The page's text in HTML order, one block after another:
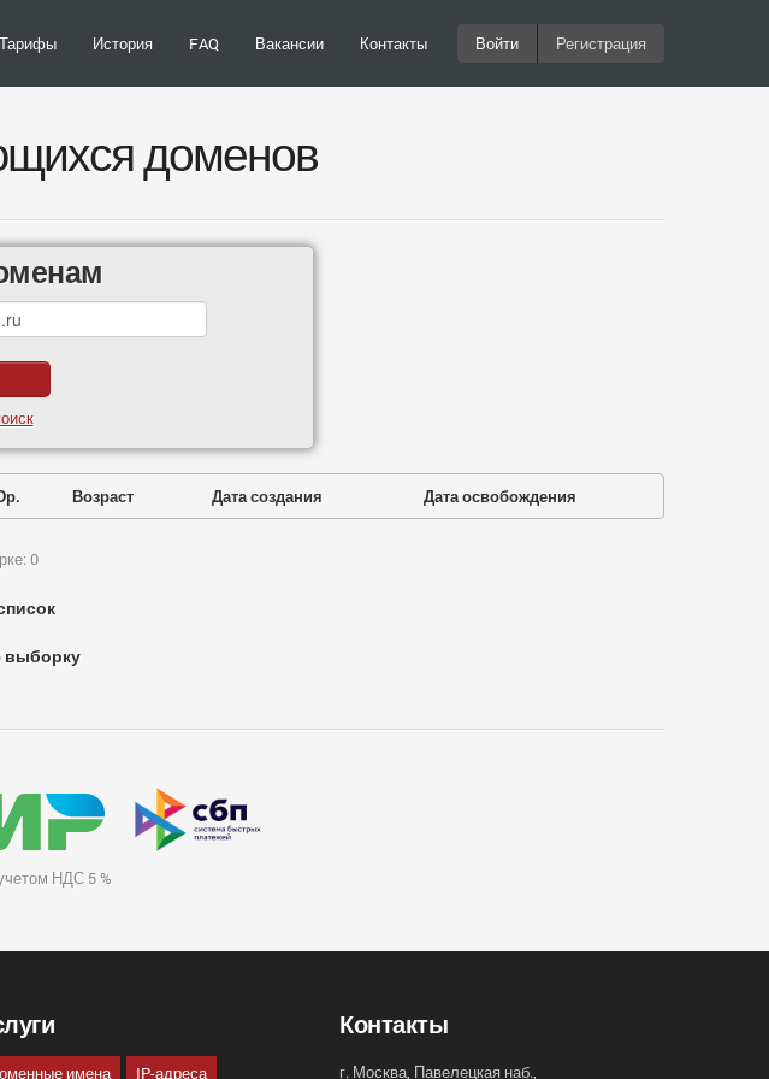
Тарифы История FAQ Вакансии Контакты Войти Регистрация
доменов
Возраст Дата создания Дата освобождения
0
выборку
НДС 5 %
имена IP-адреса
Контакты
г. Москва, Павелецкая наб.,